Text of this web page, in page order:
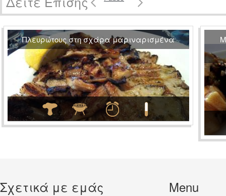
Πλευρώτους στη σχάρα μαριναρισμένα
Σχετικά με εμάς Menu